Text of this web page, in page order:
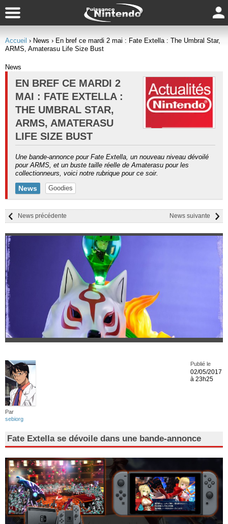
Accueil › News › En bref ce mardi 2 mai : Fate Extella : The Umbral Star,
ARMS, Amaterasu Life Size Bust
News
EN BREF CE MARDI 2
MAI : FATE EXTELLA :
THE UMBRAL STAR,
ARMS, AMATERASU
LIFE SIZE BUST
Une bande-annonce pour Fate Extella, un nouveau niveau dévoilé
pour ARMS, et un buste taille réelle de Amaterasu pour les
collectionneurs, voici notre rubrique pour ce soir.
News Goodies
News suivante
News précédente
Par
sebiorg
Publié le
02/05/2017
à 23h25
Fate Extella se dévoile dans une bande-annonce